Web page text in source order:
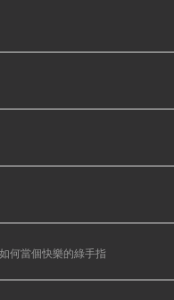
何當個快樂的綠手指